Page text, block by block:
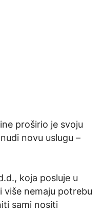
proširio je svoju
novu uslugu –
koja posluje u
nemaju potrebu
sami nositi